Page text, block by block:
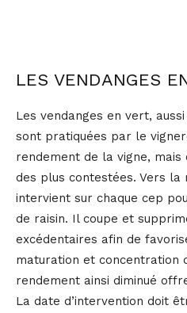
LES VENDANGES
Les vendanges en vert,
sont pratiquées par le
rendement de la vigne, mais
des plus contestées. Vers la
intervient sur chaque cep
de raisin. Il coupe et
excédentaires afin de
maturation et concentration
rendement ainsi diminué
La date d’intervention doit